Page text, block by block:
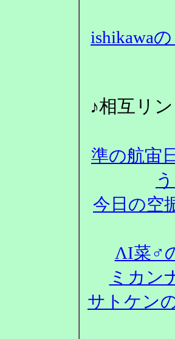
ishikawa
♪相互リ
準の航宙
今日の空
ΛΙ菜♂
ミカン
サトケン